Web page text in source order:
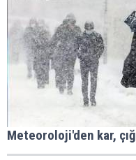
Meteoroloji'den kar, çığ